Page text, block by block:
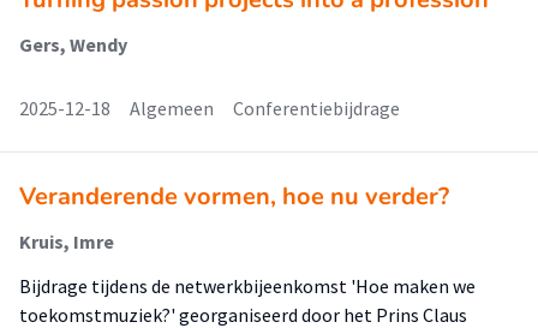
Gers, Wendy
2025-12-18 Algemeen Conferentiebijdrage
Veranderende vormen, hoe nu verder?
Kruis, Imre
Bijdrage tijdens de netwerkbijeenkomst 'Hoe maken we
toekomstmuziek?' georganiseerd door het Prins Claus